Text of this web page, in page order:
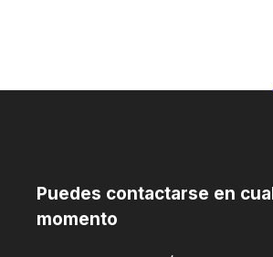
Puedes contactarse en
momento